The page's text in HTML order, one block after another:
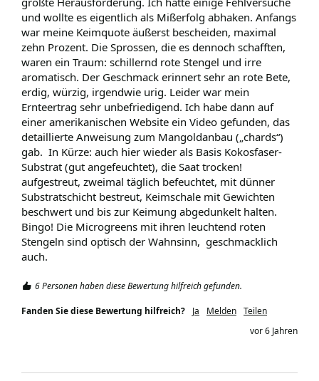
und wollte es eigentlich als Mißerfolg abhaken. Anfangs
war meine Keimquote äußerst bescheiden, maximal
zehn Prozent. Die Sprossen, die es dennoch schafften,
waren ein Traum: schillernd rote Stengel und irre
aromatisch. Der Geschmack erinnert sehr an rote Bete,
erdig, würzig, irgendwie urig. Leider war mein
Ernteertrag sehr unbefriedigend. Ich habe dann auf
einer amerikanischen Website ein Video gefunden, das
detaillierte Anweisung zum Mangoldanbau („chards“)
gab.  In Kürze: auch hier wieder als Basis Kokosfaser-
Substrat (gut angefeuchtet), die Saat trocken!
aufgestreut, zweimal täglich befeuchtet, mit dünner
Substratschicht bestreut, Keimschale mit Gewichten
beschwert und bis zur Keimung abgedunkelt halten.
Bingo! Die Microgreens mit ihren leuchtend roten
Stengeln sind optisch der Wahnsinn,  geschmacklich
auch.
6 Personen haben diese Bewertung hilfreich gefunden.
Fanden Sie diese Bewertung hilfreich? Ja Melden Teilen
vor 6 Jahren